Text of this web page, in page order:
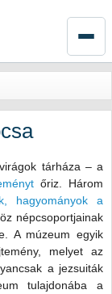
tárháza – a
őriz. Három
hagyományok a
népcsoportjainak
A múzeum egyik
melyet az
a jezsuiták
tulajdonába a